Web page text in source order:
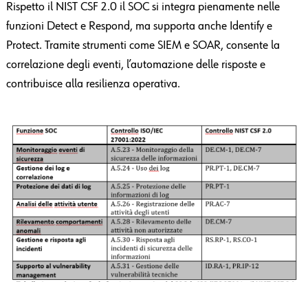
Rispetto il NIST CSF 2.0 il SOC si integra pienamente nelle
funzioni Detect e Respond, ma supporta anche Identify e
Protect. Tramite strumenti come SIEM e SOAR, consente la
correlazione degli eventi, l’automazione delle risposte e
contribuisce alla resilienza operativa.